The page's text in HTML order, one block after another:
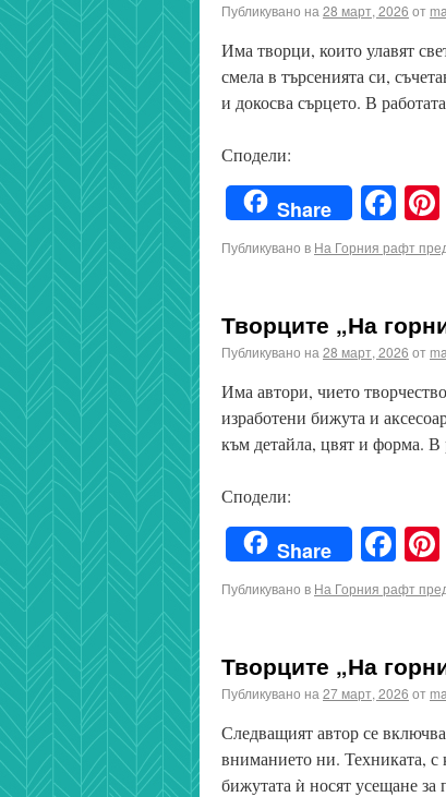
Публикувано на 28 март, 2026 от
Има творци, които улавят
смела в търсенията си,
и докосва сърцето. В
Сподели:
Share
Публикувано в На Горния рафт
Творците „На
Публикувано на 28 март, 2026 от
Има автори, чието
изработени бижута и
към детайла, цвят и форма.
Сподели:
Share
Публикувано в На Горния рафт
Творците „На
Публикувано на 27 март, 2026 от
Следващият автор се
вниманието ни. Техниката, с
бижутата ѝ носят усещане